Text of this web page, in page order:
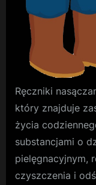
Ręczniki
który znajduje
życia
substancjami o
pielęgnacyjnym,
czyszczenia i